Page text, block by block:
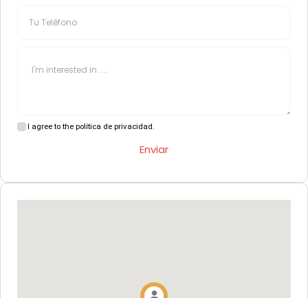
I agree to the política de privacidad.
Enviar